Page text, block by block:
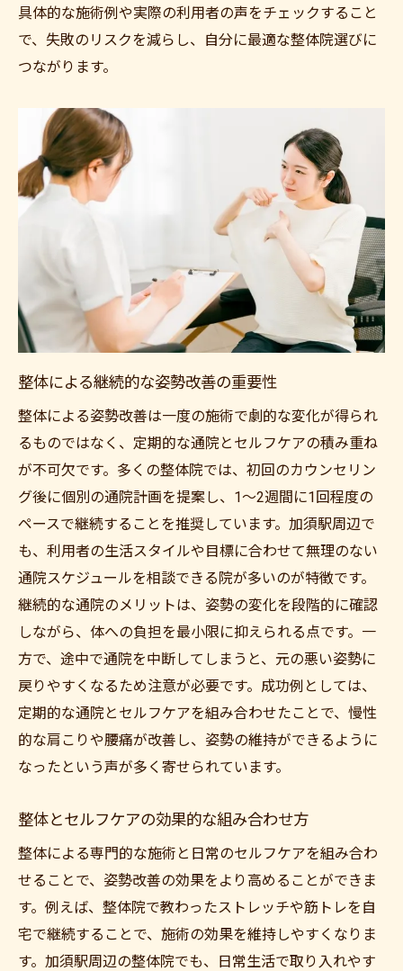
具体的な施術例や実際の利用者の声をチェックすること
で、失敗のリスクを減らし、自分に最適な整体院選びに
つながります。
整体による継続的な姿勢改善の重要性
整体による姿勢改善は一度の施術で劇的な変化が得られ
るものではなく、定期的な通院とセルフケアの積み重ね
が不可欠です。多くの整体院では、初回のカウンセリン
グ後に個別の通院計画を提案し、1～2週間に1回程度の
ペースで継続することを推奨しています。加須駅周辺で
も、利用者の生活スタイルや目標に合わせて無理のない
通院スケジュールを相談できる院が多いのが特徴です。
継続的な通院のメリットは、姿勢の変化を段階的に確認
しながら、体への負担を最小限に抑えられる点です。一
方で、途中で通院を中断してしまうと、元の悪い姿勢に
戻りやすくなるため注意が必要です。成功例としては、
定期的な通院とセルフケアを組み合わせたことで、慢性
的な肩こりや腰痛が改善し、姿勢の維持ができるように
なったという声が多く寄せられています。
整体とセルフケアの効果的な組み合わせ方
整体による専門的な施術と日常のセルフケアを組み合わ
せることで、姿勢改善の効果をより高めることができま
す。例えば、整体院で教わったストレッチや筋トレを自
宅で継続することで、施術の効果を維持しやすくなりま
す。加須駅周辺の整体院でも、日常生活で取り入れやす